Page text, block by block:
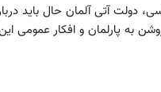
دولت آتی آلمان حال باید
به پارلمان و افکار عمومی